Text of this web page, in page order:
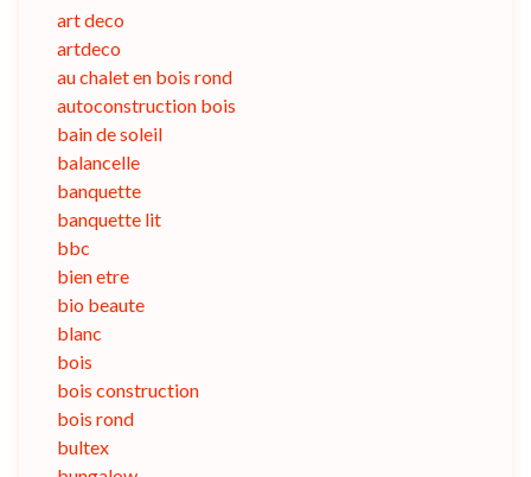
art deco
artdeco
au chalet en bois rond
autoconstruction bois
bain de soleil
balancelle
banquette
banquette lit
bbc
bien etre
bio beaute
blanc
bois
bois construction
bois rond
bultex